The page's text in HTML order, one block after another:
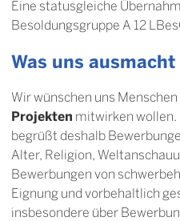
Eine statusgleiche
Besoldungsgruppe A 12
Was uns
Wir wünschen uns
Projekten mitwirken wollen.
begrüßt deshalb
Alter, Religion,
Bewerbungen von
Eignung und vorbehaltlich
insbesondere über